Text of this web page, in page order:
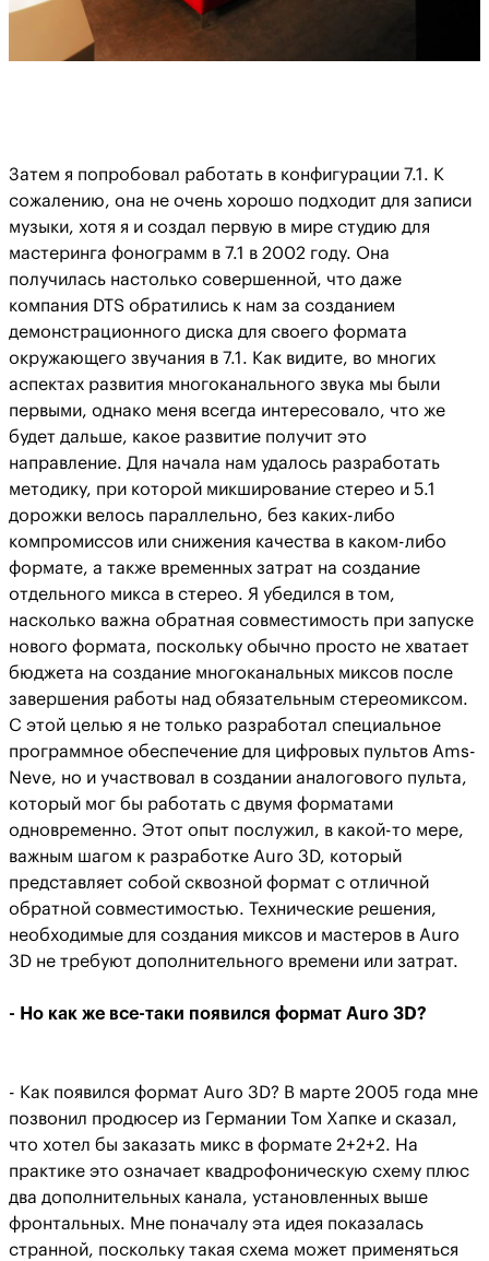
Затем я попробовал работать в конфигурации 7.1. К
сожалению, она не очень хорошо подходит для записи
музыки, хотя я и создал первую в мире студию для
мастеринга фонограмм в 7.1 в 2002 году. Она
получилась настолько совершенной, что даже
компания DTS обратились к нам за созданием
демонстрационного диска для своего формата
окружающего звучания в 7.1. Как видите, во многих
аспектах развития многоканального звука мы были
первыми, однако меня всегда интересовало, что же
будет дальше, какое развитие получит это
направление. Для начала нам удалось разработать
методику, при которой микширование стерео и 5.1
дорожки велось параллельно, без каких-либо
компромиссов или снижения качества в каком-либо
формате, а также временных затрат на создание
отдельного микса в стерео. Я убедился в том,
насколько важна обратная совместимость при запуске
нового формата, поскольку обычно просто не хватает
бюджета на создание многоканальных миксов после
завершения работы над обязательным стереомиксом.
С этой целью я не только разработал специальное
программное обеспечение для цифровых пультов Ams-
Neve, но и участвовал в создании аналогового пульта,
который мог бы работать с двумя форматами
одновременно. Этот опыт послужил, в какой-то мере,
важным шагом к разработке Auro 3D, который
представляет собой сквозной формат с отличной
обратной совместимостью. Технические решения,
необходимые для создания миксов и мастеров в Auro
3D не требуют дополнительного времени или затрат.
- Но как же все-таки появился формат Auro 3D?
- Как появился формат Auro 3D? В марте 2005 года мне
позвонил продюсер из Германии Том Хапке и сказал,
что хотел бы заказать микс в формате 2+2+2. На
практике это означает квадрофоническую схему плюс
два дополнительных канала, установленных выше
фронтальных. Мне поначалу эта идея показалась
странной, поскольку такая схема может применяться